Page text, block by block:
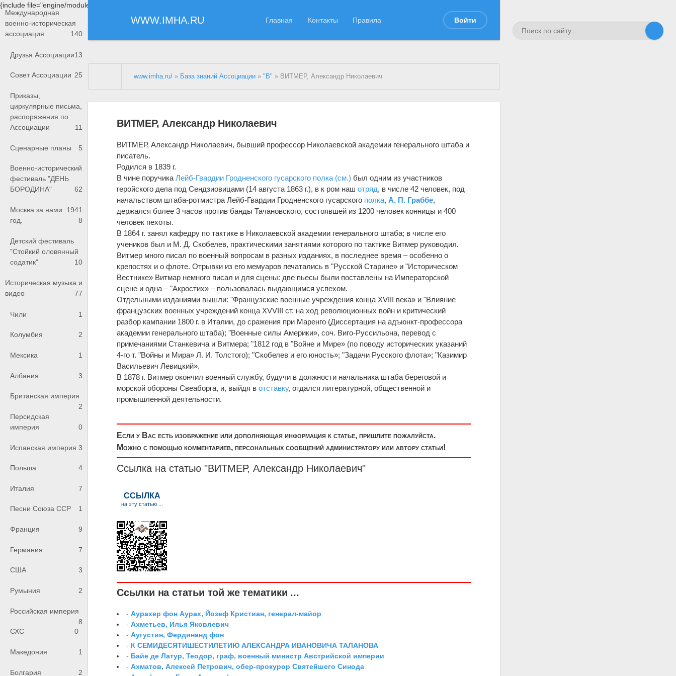
{include file="engine/modules/saperu/head.php"}
WWW.IMHA.RU Главная Контакты Правила Войти
Международная
военно-историческая
ассоциация
140
Друзья Ассоциации13
Совет Ассоциации 25
Приказы,
циркулярные письма,
распоряжения по
Ассоциации
11
Сценарные планы 5
Военно-исторический
фестиваль "ДЕНЬ
БОРОДИНА"
62
Москва за нами. 1941
год.
8
Детский фестиваль
"Стойкий оловянный
содатик"
10
Историческая музыка и
видео
77
Чили 1
Колумбия 2
Мексика 1
Албания 3
Британская империя
2
Персидская
империя
0
Испанская империя 3
Польша 4
Италия 7
Песни Союза ССР 1
Франция 9
Германия 7
США 3
Румыния 2
Российская империя
8
СХС
0
Македония 1
Болгария 2
www.imha.ru/ » База знаний Ассоциации »"В" » ВИТМЕР, Александр Николаевич
ВИТМЕР, Александр Николаевич
ВИТМЕР, Александр Николаевич, бывший профессор Николаевской академии генерального штаба и
писатель.
Родился в 1839 г.
В чине поручикаЛейб-Гвардии Гродненского гусарского полка (см.) был одним из участников
геройского дела под Сендзиовицами (14 августа 1863 г.), в к ром нашотряд, в числе 42 человек, под
начальством штаба-ротмистра Лейб-Гвардии Гродненского гусарского полка,А. П. Граббе,
держался более 3 часов против банды Тачановского, состоявшей из 1200 человек конницы и 400
человек пехоты.
В 1864 г. занял кафедру по тактике в Николаевской академии генерального штаба; в числе его
учеников был и М. Д. Скобелев, практическими занятиями которого по тактике Витмер руководил.
Витмер много писал по военный вопросам в разных изданиях, в последнее время – особенно о
крепостях и о флоте. Отрывки из его мемуаров печатались в "Русской Старине» и "Историческом
Вестнике» Витмар немного писал и для сцены: две пьесы были поставлены на Императорской
сцене и одна – "Акростих» – пользовалась выдающимся успехом.
Отдельными изданиями вышли: "Французские военные учреждения конца XVIII века» и "Влияние
французских военных учреждений конца XVVIII ст. на ход революционных войн и критический
разбор кампании 1800 г. в Италии, до сражения при Маренго (Диссертация на адъюнкт-профессора
академии генерального штаба); "Военные силы Америки», соч. Виго-Руссильона, перевод с
примечаниями Станкевича и Витмера; "1812 год в "Войне и Мире» (по поводу исторических указаний
4-го т. "Войны и Мира» Л. И. Толстого); "Скобелев и его юность»; "Задачи Русского флота»; "Казимир
Васильевич Левицкий».
В 1878 г. Витмер окончил военный службу, будучи в должности начальника штаба береговой и
морской обороны Свеаборга, и, выйдя вотставку, отдался литературной, общественной и
промышленной деятельности.
Если у Вас есть изображение или дополняющая информация к статье, пришлите пожалуйста.
Можно с помощью комментариев, персональных сообщений администратору или автору статьи!
Ссылка на статью "ВИТМЕР, Александр Николаевич"
Ссылки на статьи той же тематики ...
-Аурахер фон Аурах, Йозеф Кристиан, генерал-майор
-Ахметьев, Илья Яковлевич
-Аугустин, Фердинанд фон
- К СЕМИДЕСЯТИШЕСТИЛЕТИЮ АЛЕКСАНДРА ИВАНОВИЧА ТАЛАНОВА
- Байе де Латур, Теодор, граф, военный министр Австрийской империи
-Ахматов, Алексей Петрович, обер-прокурор Святейшего Синода